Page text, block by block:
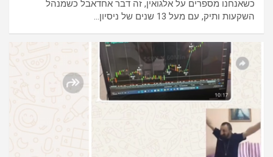
כשאנחנו מספרים על אלגואין, זה דבר אחדאבל כשמנהל
השקעות ותיק, עם מעל 13 שנים של ניסיון…